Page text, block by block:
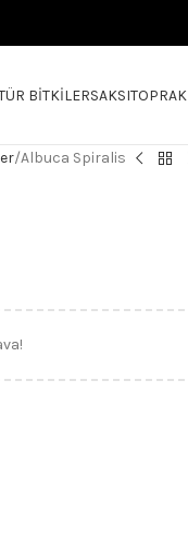
BITKILERSAKSITOPRAK
Albuca Spiralis